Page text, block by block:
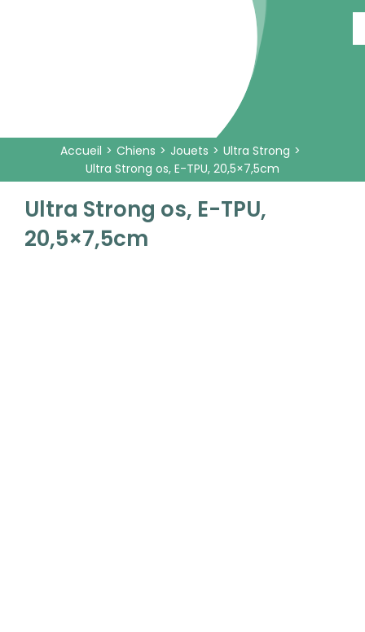
Accueil Chiens Jouets
Ultra Strong
Ultra Strong os, E-TPU, 20,5×7,5cm
Ultra Strong os, E-TPU,
20,5×7,5cm